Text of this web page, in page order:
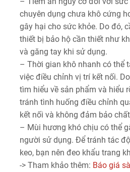
chuyên dụng chưa khô cứng
gây hại cho sức khỏe. Do đó,
thiết bị bảo hộ cần thiết như
và găng tay khi sử dụng.
– Thời gian khô nhanh có thể
việc điều chỉnh vị trí kết nối.
tìm hiểu về sản phẩm và hiểu
tránh tình huống điều chỉnh
kết nối và không đảm bảo
– Mùi hương khó chịu có thể
người sử dụng. Để tránh tác
keo, bạn nên đeo khẩu trang
-> Tham khảo thêm: Báo giá